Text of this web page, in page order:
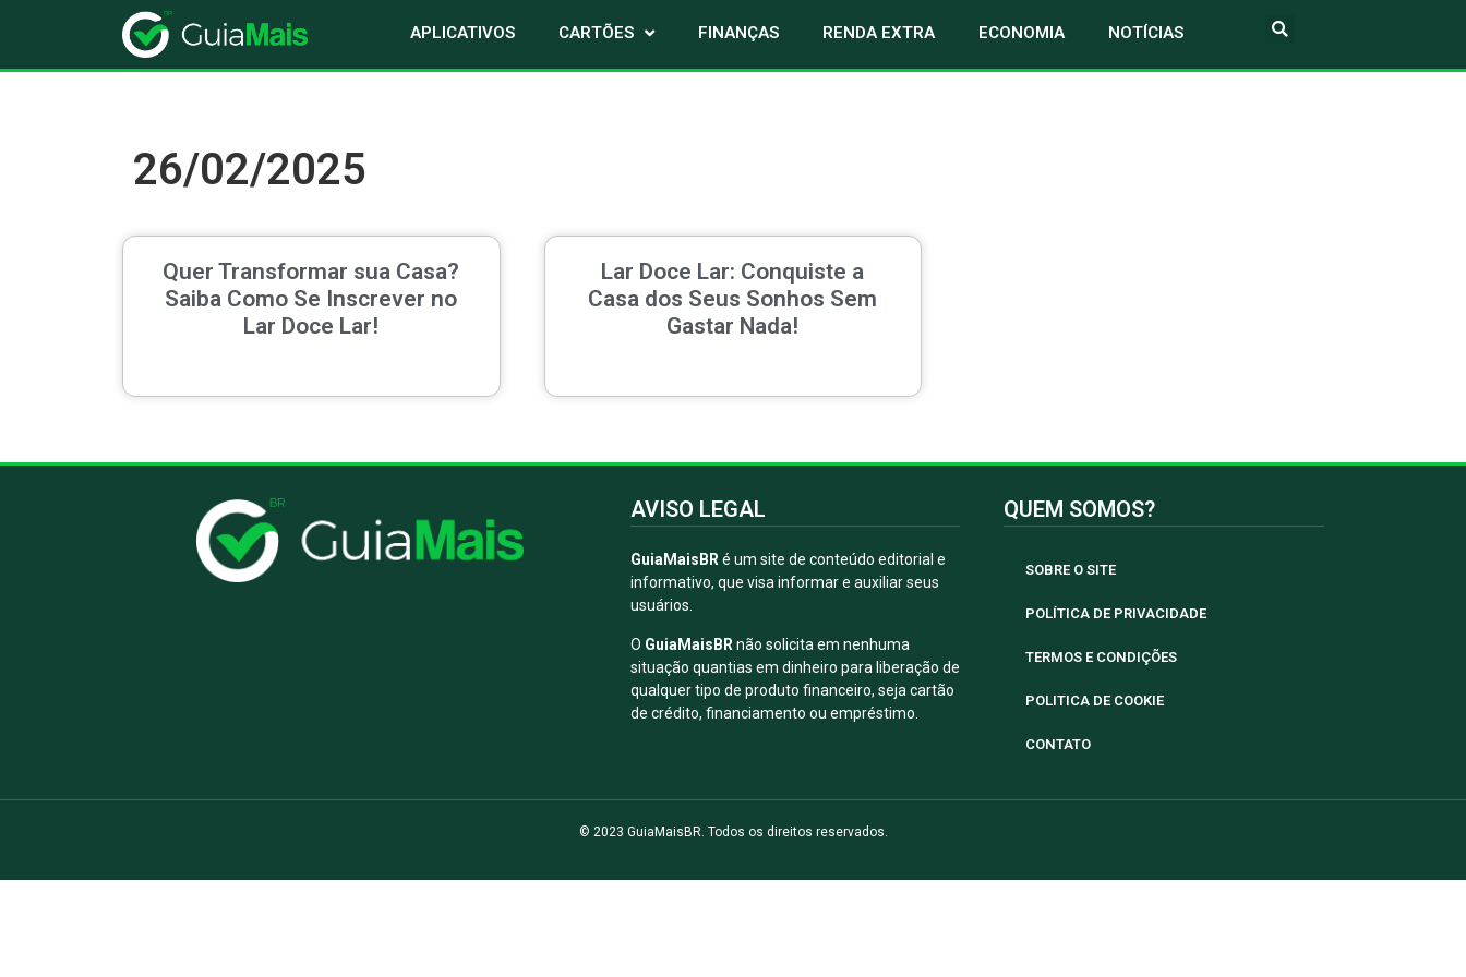
APLICATIVOS CARTÕES FINANÇAS RENDA EXTRA ECONOMIA NOTÍCIAS
26/02/2025
Quer Transformar sua Casa?
Saiba Como Se Inscrever no
Lar Doce Lar!
Lar Doce Lar: Conquiste a
Casa dos Seus Sonhos Sem
Gastar Nada!
AVISO LEGAL
GuiaMaisBRé um site de conteúdo editorial e
informativo, que visa informar e auxiliar seus
usuários.
O GuiaMaisBR não solicita em nenhuma
situação quantias em dinheiro para liberação de
qualquer tipo de produto financeiro, seja cartão
de crédito, financiamento ou empréstimo.
QUEM SOMOS?
SOBRE O SITE
POLÍTICA DE PRIVACIDADE
TERMOS E CONDIÇÕES
POLITICA DE COOKIE
CONTATO
© 2023 GuiaMaisBR. Todos os direitos reservados.